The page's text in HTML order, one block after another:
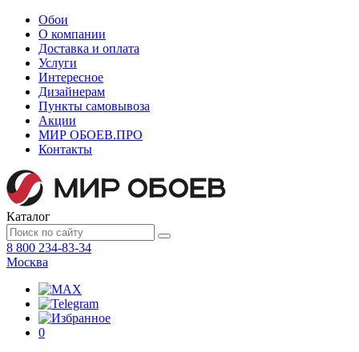
Обои
О компании
Доставка и оплата
Услуги
Интересное
Дизайнерам
Пункты самовывоза
Акции
МИР ОБОЕВ.ПРО
Контакты
Каталог
8 800 234-83-34
Москва
0